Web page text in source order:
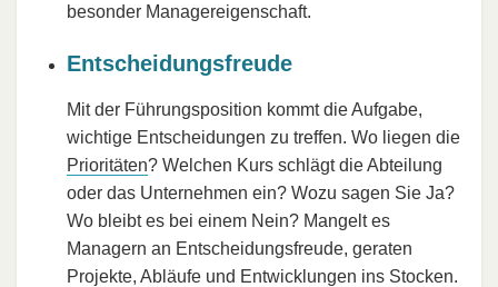
besonder Managereigenschaft.
Entscheidungsfreude
Mit der Führungsposition kommt die Aufgabe,
wichtige Entscheidungen zu treffen. Wo liegen die
Prioritäten? Welchen Kurs schlägt die Abteilung
oder das Unternehmen ein? Wozu sagen Sie Ja?
Wo bleibt es bei einem Nein? Mangelt es
Managern an Entscheidungsfreude, geraten
Projekte, Abläufe und Entwicklungen ins Stocken.